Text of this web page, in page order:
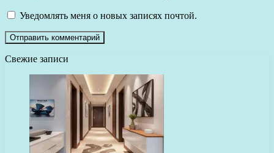
Уведомлять меня о новых записях почтой.
Свежие записи